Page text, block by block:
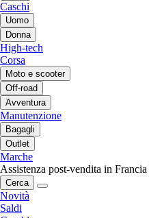
Caschi
Uomo
Donna
High-tech
Corsa
Moto e scooter
Off-road
Avventura
Manutenzione
Bagagli
Outlet
Marche
Assistenza post-vendita in Francia
Cerca
Novità
Saldi